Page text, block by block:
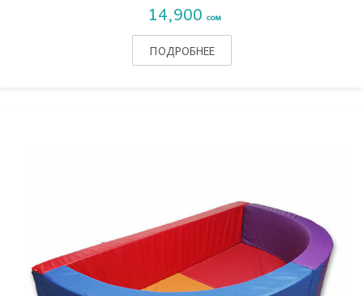
14,900 сом
ПОДРОБНЕЕ